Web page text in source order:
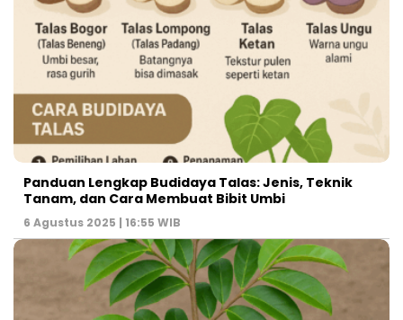
Panduan Lengkap Budidaya Talas: Jenis, Teknik
Tanam, dan Cara Membuat Bibit Umbi
6 Agustus 2025 | 16:55 WIB